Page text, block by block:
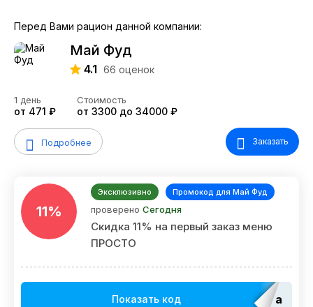
Перед Вами рацион данной компании:
Май Фуд
4.1 66 оценок
1 день
от 471 ₽
Стоимость
от 3300 до 34000 ₽
Подробнее Заказать
11%
Эксклюзивно Промокод для Май Фуд
проверено Сегодня
Скидка 11% на первый заказ меню
ПРОСТО
Показать код